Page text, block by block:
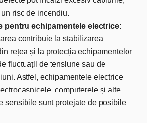
risc de incendiu.
pentru echipamentele electrice:
contribuie la stabilizarea
rețea și la protecția echipamentelor
fluctuații de tensiune sau de
Astfel, echipamentele electrice
computerele și alte
sensibile sunt protejate de posibile